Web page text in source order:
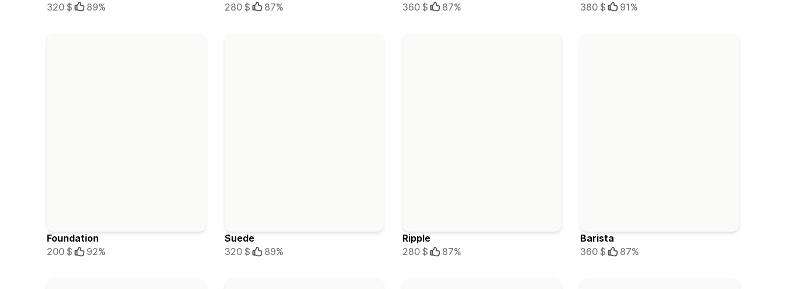
320 $
89%
280 $
87%
360 $
87%
380 $
91%
Foundation
200 $
92%
Suede
320 $
89%
Ripple
280 $
87%
Barista
360 $
87%